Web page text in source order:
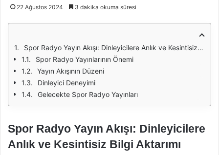
22 Ağustos 2024 3 dakika okuma süresi
Spor Radyo Yayın Akışı: Dinleyicilere Anlık ve Kesintisiz Bilgi Aktarımı
Spor Radyo Yayınlarının Önemi
Yayın Akışının Düzeni
Dinleyici Deneyimi
Gelecekte Spor Radyo Yayınları
Spor Radyo Yayın Akışı: Dinleyicilere
Anlık ve Kesintisiz Bilgi Aktarımı